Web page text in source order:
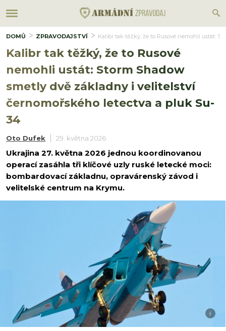
DOMŮ ZPRAVODAJSTVÍ Kalibr tak těžký, že to Rusové nemohli ustát:
Kalibr tak těžký, že to Rusové
nemohli ustát: Storm Shadow
smetly dvě základny i velitelství
černomořského letectva a pluk Su-
34
Oto Dufek 29. května 2026
Ukrajina 27. května 2026 jednou koordinovanou
operací zasáhla tři klíčové uzly ruské letecké moci:
bombardovací základnu, opravárenský závod i
velitelské centrum na Krymu.
i